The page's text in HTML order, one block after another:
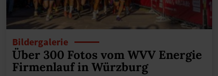
Bildergalerie
Über 300 Fotos vom WVV Energie
Firmenlauf in Würzburg